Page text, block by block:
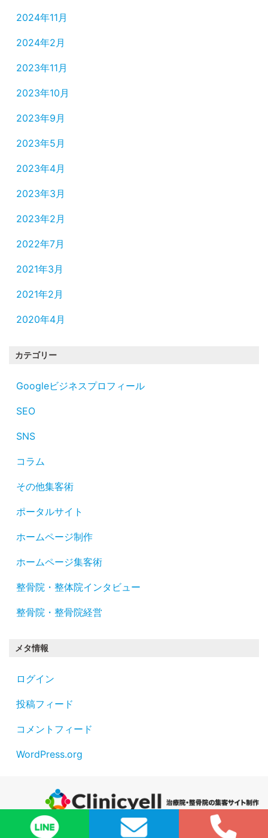
2024年11月
2024年2月
2023年11月
2023年10月
2023年9月
2023年5月
2023年4月
2023年3月
2023年2月
2022年7月
2021年3月
2021年2月
2020年4月
カテゴリー
Googleビジネスプロフィール
SEO
SNS
コラム
その他集客術
ポータルサイト
ホームページ制作
ホームページ集客術
整骨院・整体院インタビュー
整骨院・整骨院経営
メタ情報
ログイン
投稿フィード
コメントフィード
WordPress.org